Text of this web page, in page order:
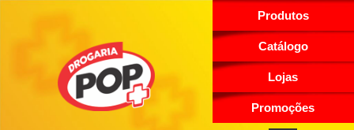
Produtos
Catálogo
Lojas
Promoções